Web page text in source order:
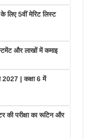
लिए 5वीं मेरिट लिस्ट
और लाखों में कमाइ
2027 | कक्षा 6 में
की परीक्षा का रूटिन और